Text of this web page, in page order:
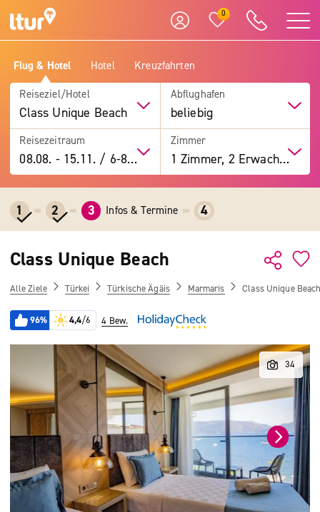
0
Flug & Hotel Hotel Kreuzfahrten
Reiseziel/Hotel
Class Unique Beach
Abflughafen
beliebig
Reisezeitraum
08.08. -15.11. / 6-8 Tage
Zimmer
1 Zimmer, 2 Erwachsene
1 2 3 Infos & Termine 4
Class Unique Beach
Alle Ziele Türkei Türkische Ägäis Marmaris Class Unique
96% 4,4/6 4 Bew.